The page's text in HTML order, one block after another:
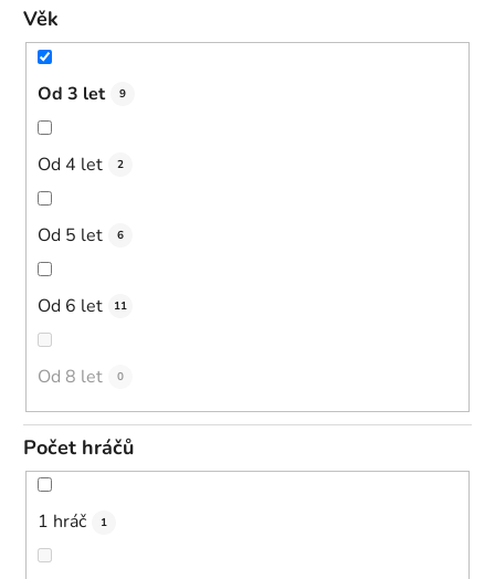
Věk
Od 3 let 9
Od 4 let 2
Od 5 let 6
Od 6 let 11
Od 8 let 0
Počet hráčů
1 hráč 1